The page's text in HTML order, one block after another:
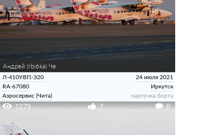
Андрей (rbi6ka) Че
Л-410УВП-Э20
RA-67080
Аэросервис (Чита)
24 июля 2021
Иркутск
карточка борта
1273 7 0